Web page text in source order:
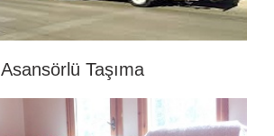
Asansörlü Taşıma